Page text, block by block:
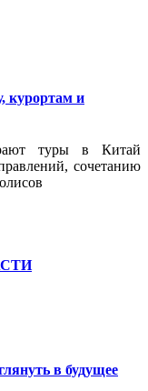
курортам и
туры в Китай
сочетанию
в будущее